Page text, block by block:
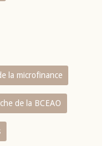
la microfinance
de la BCEAO